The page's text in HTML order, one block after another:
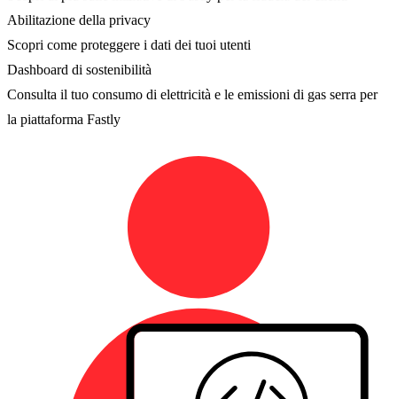
Abilitazione della privacy
Scopri come proteggere i dati dei tuoi utenti
Dashboard di sostenibilità
Consulta il tuo consumo di elettricità e le emissioni di gas serra per
la piattaforma Fastly